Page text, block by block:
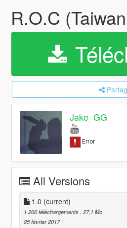
R.O.C
Jake_GG
All Versions
1.0 (current)
1 266 téléchargements , 27,1 Mo
25 février 2017